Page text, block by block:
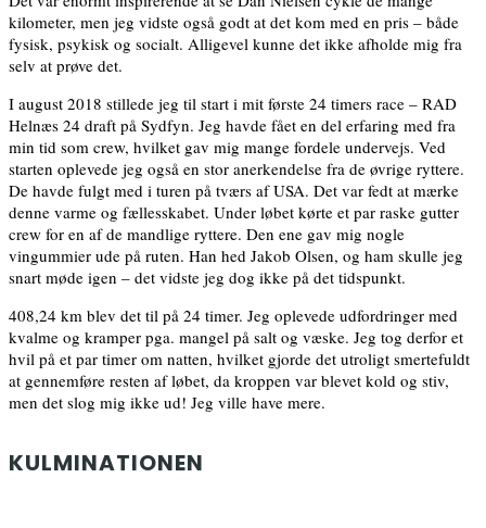
kilometer, men jeg vidste også godt at det kom med en pris – både
fysisk, psykisk og socialt. Alligevel kunne det ikke afholde mig fra
selv at prøve det.
I august 2018 stillede jeg til start i mit første 24 timers race – RAD
Helnæs 24 draft på Sydfyn. Jeg havde fået en del erfaring med fra
min tid som crew, hvilket gav mig mange fordele undervejs. Ved
starten oplevede jeg også en stor anerkendelse fra de øvrige ryttere.
De havde fulgt med i turen på tværs af USA. Det var fedt at mærke
denne varme og fællesskabet. Under løbet kørte et par raske gutter
crew for en af de mandlige ryttere. Den ene gav mig nogle
vingummier ude på ruten. Han hed Jakob Olsen, og ham skulle jeg
snart møde igen – det vidste jeg dog ikke på det tidspunkt.
408,24 km blev det til på 24 timer. Jeg oplevede udfordringer med
kvalme og kramper pga. mangel på salt og væske. Jeg tog derfor et
hvil på et par timer om natten, hvilket gjorde det utroligt smertefuldt
at gennemføre resten af løbet, da kroppen var blevet kold og stiv,
men det slog mig ikke ud! Jeg ville have mere.
KULMINATIONEN